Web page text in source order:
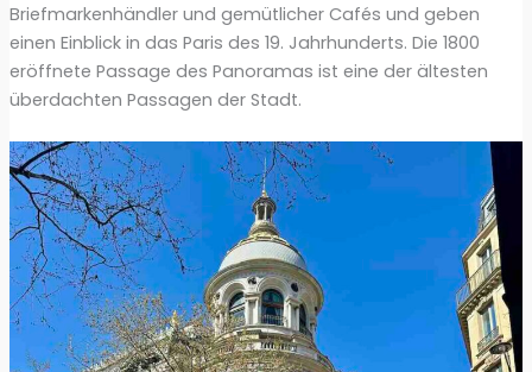
Briefmarkenhändler und gemütlicher Cafés und geben
einen Einblick in das Paris des 19. Jahrhunderts. Die 1800
eröffnete Passage des Panoramas ist eine der ältesten
überdachten Passagen der Stadt.